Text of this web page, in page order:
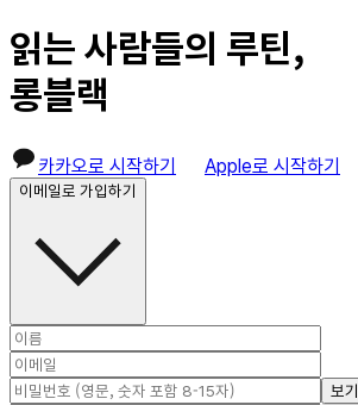
읽는 사람들의 루틴,
롱블랙
카카오로 시작하기 Apple로 시작하기
이메일로 가입하기
보기